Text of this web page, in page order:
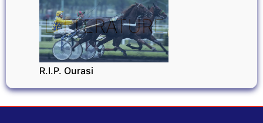
LITTÉRATURE
R.I.P. Ourasi